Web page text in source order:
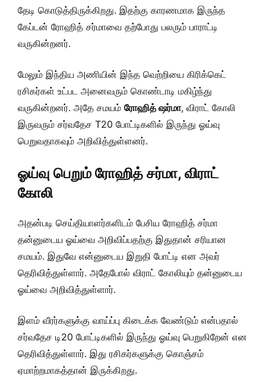
தேடி கொடுத்திருக்கிறது. இதற்கு காரணமாக இருந்த
கேப்டன் ரோஹித் சர்மாவை தற்போது பலரும் பாராட்டி
வருகின்றனர்.
மேலும் இந்திய அணியின் இந்த வெற்றியை கிரிக்கெட்
ரசிகர்கள் உட்பட அனைவரும் கொண்டாடி மகிழ்ந்து
வருகின்றனர். அதே சமயம் ரோஹித் ஷர்மா, விராட் கோலி
இருவரும் சர்வதேச T20 போட்டிகளில் இருந்து ஓய்வு
பெறுவதாகவும் அறிவித்துள்ளனர்.
ஓய்வு பெறும் ரோஹித் சர்மா, விராட்
கோலி
அதன்படி செய்தியாளர்களிடம் பேசிய ரோஹித் சர்மா
தன்னுடைய ஓய்வை அறிவிப்பதற்கு இதுதான் சரியான
சமயம். இதுவே என்னுடைய இறுதி போட்டி என அவர்
தெரிவித்துள்ளார். அதேபோல் விராட் கோலியும் தன்னுடைய
ஓய்வை அறிவித்துள்ளார்.
இளம் வீரர்களுக்கு வாய்ப்பு கிடைக்க வேண்டும் என்பதால்
சர்வதேச டி20 போட்டிகளில் இருந்து ஓய்வு பெறுகிறேன் என
தெரிவித்துள்ளார். இது ரசிகர்களுக்கு கொஞ்சம்
ஏமாற்றமாகத்தான் இருக்கிறது.